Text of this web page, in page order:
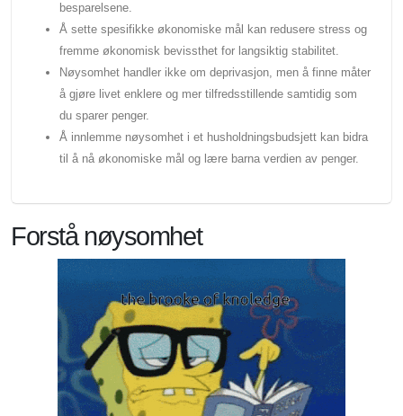
besparelsene.
Å sette spesifikke økonomiske mål kan redusere stress og
fremme økonomisk bevissthet for langsiktig stabilitet.
Nøysomhet handler ikke om deprivasjon, men å finne måter
å gjøre livet enklere og mer tilfredsstillende samtidig som
du sparer penger.
Å innlemme nøysomhet i et husholdningsbudsjett kan bidra
til å nå økonomiske mål og lære barna verdien av penger.
Forstå nøysomhet